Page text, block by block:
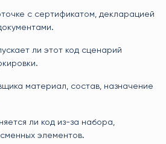
с сертификатом, декларацией
ли этот код сценарий
материал, состав, назначение
ли код из-за набора,
элементов.